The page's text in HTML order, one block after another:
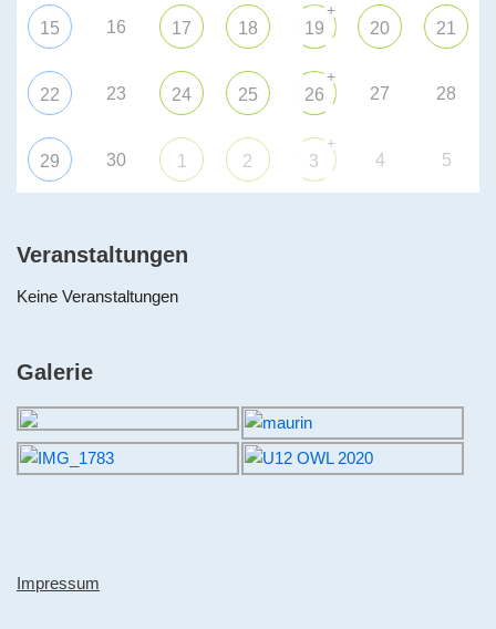
15 16 17 18 19
+
20 21
22 23 24 25 26
+
27 28
29 30 1 2 3
+
4 5
Veranstaltungen
Keine Veranstaltungen
Galerie
Impressum